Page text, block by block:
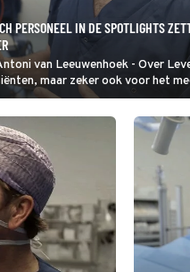
PERSONEEL IN DE SPOTLIGHTS
van Leeuwenhoek - Over
maar zeker ook voor het
voeren. Dat lijkt me een